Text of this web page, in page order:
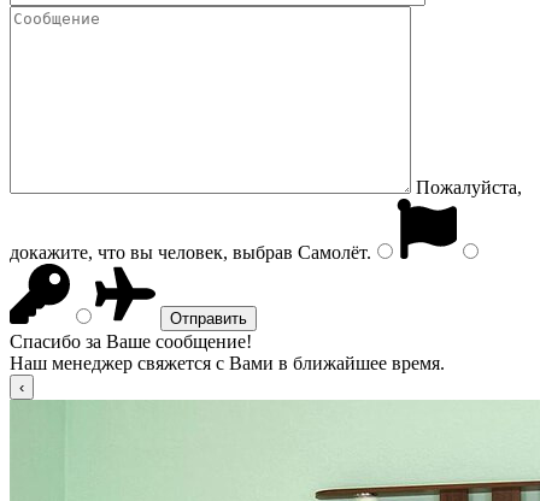
Пожалуйста,
докажите, что вы человек, выбрав Самолёт.
Спасибо за Ваше сообщение!
Наш менеджер свяжется с Вами в ближайшее время.